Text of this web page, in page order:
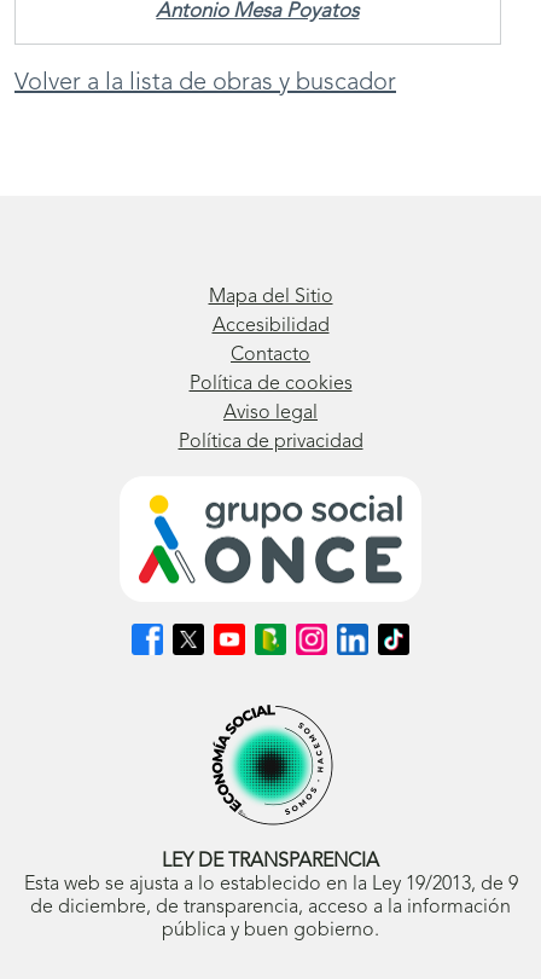
Antonio Mesa Poyatos
Volver a la lista de obras y buscador
Mapa del Sitio
Accesibilidad
Contacto
Política de cookies
Aviso legal
Política de privacidad
Síguenos
en
Síguenos
en
ventana
nueva)
Síguenos
en
abrirá
en
ventana
nueva)
Síguenos
en
Blog
ONCE
(se
abrirá
en
ventana
Síguenos
en
abrirá
en
ventana
nueva)
Síguenos
en
Síguenos
en
LEY DE TRANSPARENCIA
Esta web se ajusta a lo establecido en la Ley 19/2013, de 9
de diciembre, de transparencia, acceso a la información
pública y buen gobierno.